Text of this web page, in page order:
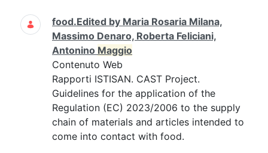
food.Edited by Maria Rosaria Milana,
Massimo Denaro, Roberta Feliciani,
Antonino Maggio
Contenuto Web
Rapporti ISTISAN. CAST Project.
Guidelines for the application of the
Regulation (EC) 2023/2006 to the supply
chain of materials and articles intended to
come into contact with food.